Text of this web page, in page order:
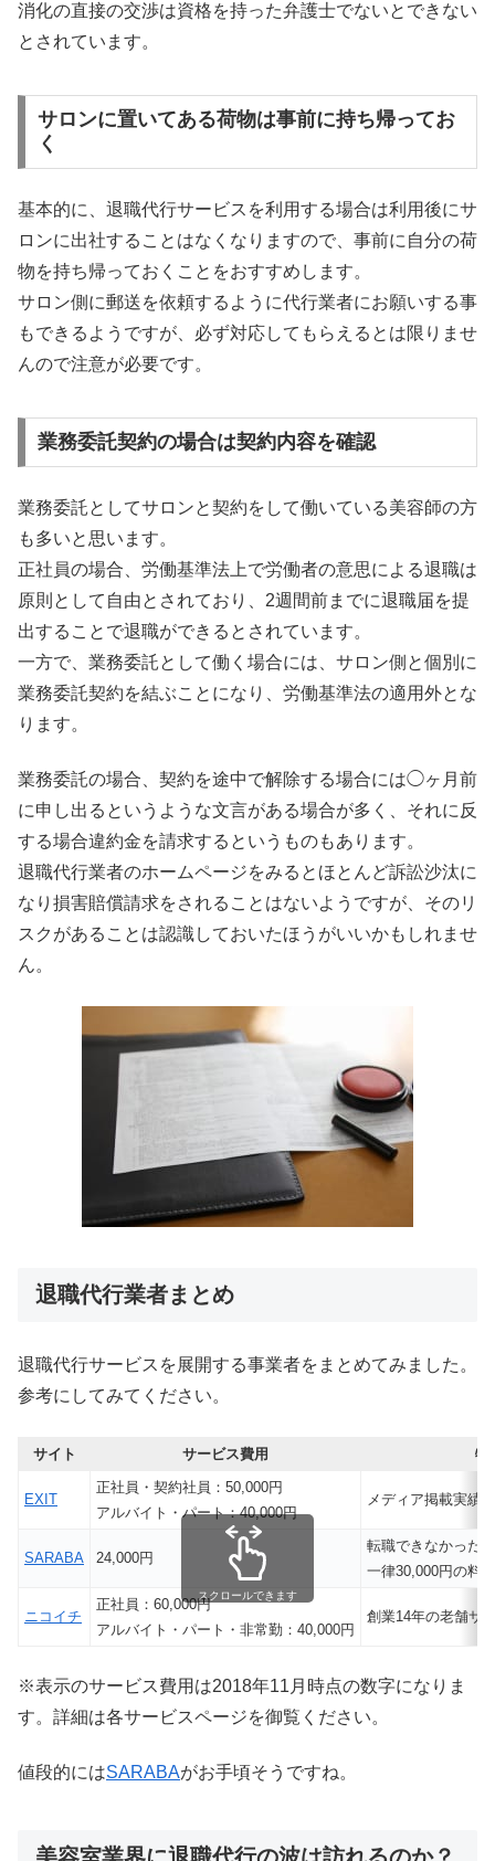
消化の直接の交渉は資格を持った弁護士でないとできない
とされています。
サロンに置いてある荷物は事前に持ち帰ってお
く
基本的に、退職代行サービスを利用する場合は利用後にサ
ロンに出社することはなくなりますので、事前に自分の荷
物を持ち帰っておくことをおすすめします。
サロン側に郵送を依頼するように代行業者にお願いする事
もできるようですが、必ず対応してもらえるとは限りませ
んので注意が必要です。
業務委託契約の場合は契約内容を確認
業務委託としてサロンと契約をして働いている美容師の方
も多いと思います。
正社員の場合、労働基準法上で労働者の意思による退職は
原則として自由とされており、2週間前までに退職届を提
出することで退職ができるとされています。
一方で、業務委託として働く場合には、サロン側と個別に
業務委託契約を結ぶことになり、労働基準法の適用外とな
ります。
業務委託の場合、契約を途中で解除する場合には◯ヶ月前
に申し出るというような文言がある場合が多く、それに反
する場合違約金を請求するというものもあります。
退職代行業者のホームページをみるとほとんど訴訟沙汰に
なり損害賠償請求をされることはないようですが、そのリ
スクがあることは認識しておいたほうがいいかもしれませ
ん。
退職代行業者まとめ
退職代行サービスを展開する事業者をまとめてみました。
参考にしてみてください。
サイト サービス費用 特
EXIT
正社員・契約社員：50,000円
アルバイト・パート：40,000円
メディア掲載実績
SARABA 24,000円
転職できなかった
一律30,000円の料
ニコイチ
正社員：60,000円
アルバイト・パート・非常勤：40,000円
創業14年の老舗サ
スクロールできます
※表示のサービス費用は2018年11月時点の数字になりま
す。詳細は各サービスページを御覧ください。
値段的にはSARABAがお手頃そうですね。